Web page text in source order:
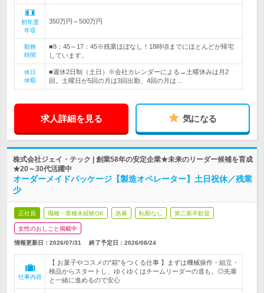
初年度
年収
350万円～500万円
勤務
時間
■8：45～17：45※残業ほぼなし！18時頃までにほとんどが帰宅
しています。
休日
休暇
■週休2日制（土日）※会社カレンダーによる→土曜休みは月2
回。土曜日が5回の月は3回出勤、4回の月は…
求人詳細を見る 気になる
株式会社ジェイ・テック | 創業58年の安定企業★未来のリーダー候補を育成
★20～30代活躍中
オーダーメイドパッケージ【製造オペレーター】土日祝休／残業
少
正社員 職種・業種未経験OK 急募 転勤なし 第二新卒歓迎
女性のおしごと掲載中
情報更新日：2026/07/31 終了予定日： 2026/08/24
仕事内容
【 お菓子やコスメの"箱"をつくる仕事 】まずは機械操作・組立・
検品からスタートし、ゆくゆくはチームリーダーの道も。◎先輩
と一緒に進めるので安心